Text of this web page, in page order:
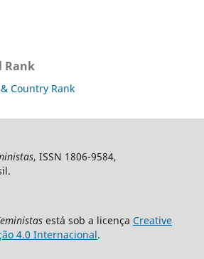
Rank
, ISSN 1806-9584,
está sob a licença Creative
4.0 Internacional.